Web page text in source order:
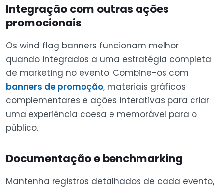
Integração com outras ações
promocionais
Os wind flag banners funcionam melhor
quando integrados a uma estratégia completa
de marketing no evento. Combine-os com
banners de promoção, materiais gráficos
complementares e ações interativas para criar
uma experiência coesa e memorável para o
público.
Documentação e benchmarking
Mantenha registros detalhados de cada evento,